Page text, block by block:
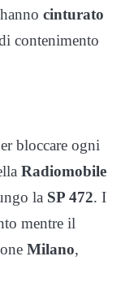
cinturato
contenimento
bloccare ogni
Radiomobile
la SP 472. I
mentre il
Milano,